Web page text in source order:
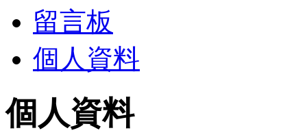
留言板
個人資料
個人資料